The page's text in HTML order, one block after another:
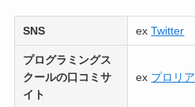
SNS exTwitter
プログラミングス
クールの口コミサ
イト
ex プロリア